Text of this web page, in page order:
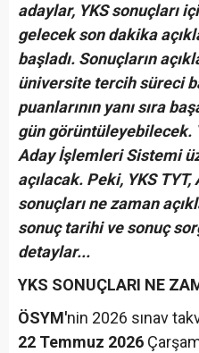
adaylar, YKS sonuçları
gelecek son dakika
başladı. Sonuçların
üniversite tercih süreci
puanlarının yanı sıra
gün görüntüleyebilecek.
Aday İşlemleri Sistemi
açılacak. Peki, YKS TYT,
sonuçları ne zaman
sonuç tarihi ve sonuç
detaylar...
YKS SONUÇLARI NE
ÖSYM'nin 2026 sınav
22 Temmuz 2026